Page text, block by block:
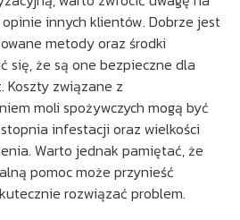
innych klientów. Dobrze jest
metody oraz środki
się, że są one bezpieczne dla
Koszty związane z
moli spożywczych mogą być
infestacji oraz wielkości
Warto jednak pamiętać, że
pomoc może przynieść
rozwiązać problem.